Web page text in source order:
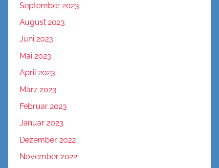
September 2023
August 2023
Juni 2023
Mai 2023
April 2023
März 2023
Februar 2023
Januar 2023
Dezember 2022
November 2022